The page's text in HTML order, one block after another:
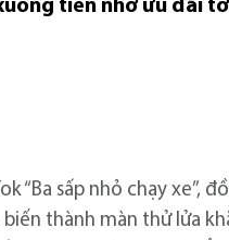
tiền nhờ ưu đãi
“Ba sấp nhỏ chạy xe”,
thành màn thử lửa